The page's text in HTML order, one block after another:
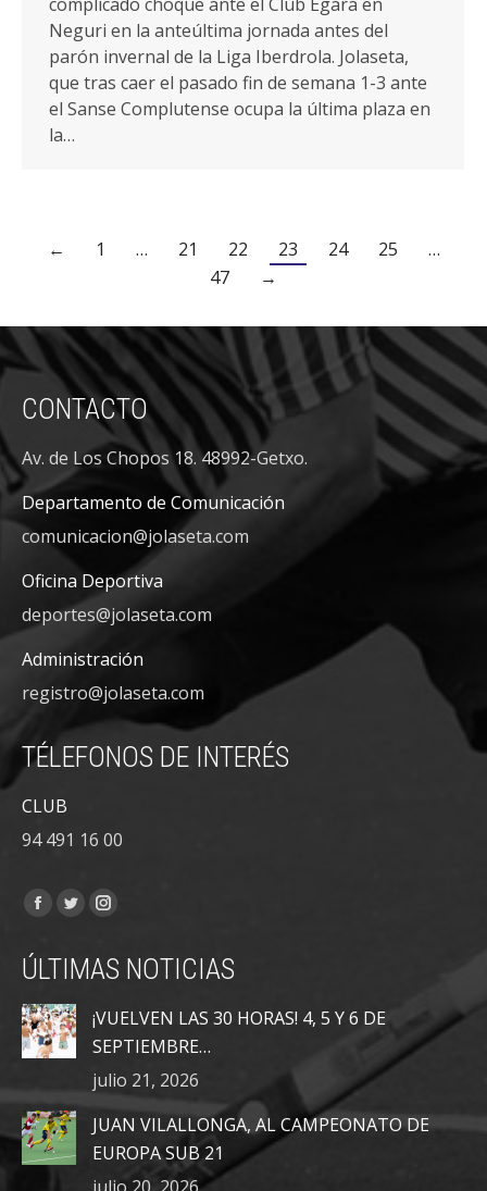
Neguri en la anteúltima jornada antes del
parón invernal de la Liga Iberdrola. Jolaseta,
que tras caer el pasado fin de semana 1-3 ante
el Sanse Complutense ocupa la última plaza en
la…
← 1 … 21 22 23 24 25
…
47
→
CONTACTO
Av. de Los Chopos 18. 48992-Getxo.
Departamento de Comunicación
comunicacion@jolaseta.com
Oficina Deportiva
deportes@jolaseta.com
Administración
registro@jolaseta.com
TÉLEFONOS DE INTERÉS
CLUB
94 491 16 00
Encuéntranos en:
Facebook
opens
in
new
window
Twitter
opens
in
new
window
Instagram
opens
new
window
ÚLTIMAS NOTICIAS
¡VUELVEN LAS 30 HORAS! 4, 5 Y 6 DE
SEPTIEMBRE…
julio 21, 2026
JUAN VILALLONGA, AL CAMPEONATO DE
EUROPA SUB 21